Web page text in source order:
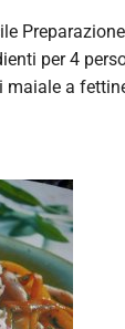
per 4
maiale a